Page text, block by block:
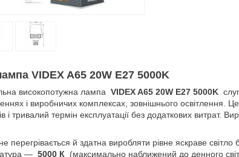
VIDEX A65 20W E27 5000K
високопотужна лампа VIDEX A65 20W E27 5000K
і виробничих комплексах, зовнішнього освітлення.
і тривалий термін експлуатації без додаткових витрат.
перегрівається й здатна виробляти рівне яскраве
— 5000 К (максимально наближений до денного